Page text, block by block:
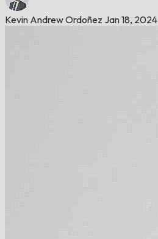
Kevin Andrew Ordoñez Jan 18, 2024